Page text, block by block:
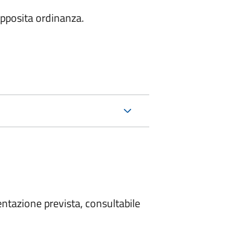
ordinanza.
prevista, consultabile